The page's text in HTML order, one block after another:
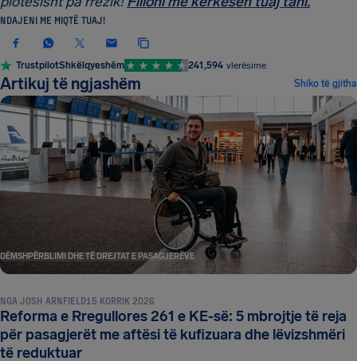
NDAJENI ME MIQTË TUAJ!
TrustpilotShkëlqyeshëm 241,594 vlerësime
Artikuj të ngjashëm Shiko të gjitha
DËMSHPËRBLIMI DHE TË DREJTAT E PASAGJERËVE
NGA JOSH ARNFIELD15 KORRIK 2026
Reforma e Rregullores 261 e KE-së: 5 mbrojtje të reja
për pasagjerët me aftësi të kufizuara dhe lëvizshmëri
të reduktuar
DËMSHPËRBLIMI DHE TË DREJTAT E PASAGJERËVE